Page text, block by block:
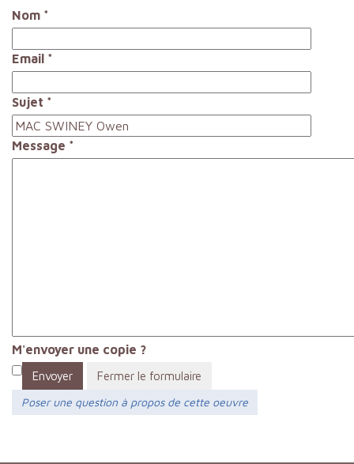
Nom *
Email *
Sujet *
Message *
M'envoyer une copie ?
Envoyer
Fermer le formulaire
Poser une question à propos de cette oeuvre